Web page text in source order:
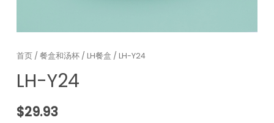
首页 /餐盒和汤杯 /LH餐盒 / LH-Y24
LH-Y24
$29.93